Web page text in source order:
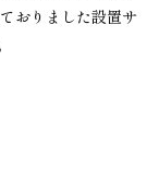
おりました設置サ